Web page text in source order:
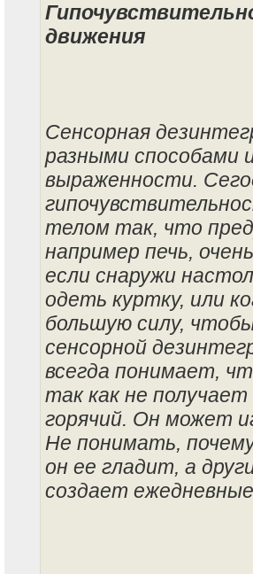
движения
Сенсорная
разными способами
выраженности.
телом так, что
например печь,
если снаружи
одеть куртку, или
большую силу,
сенсорной
всегда понимает,
так как не
горячий. Он может
Не понимать,
он ее гладит, а
создает